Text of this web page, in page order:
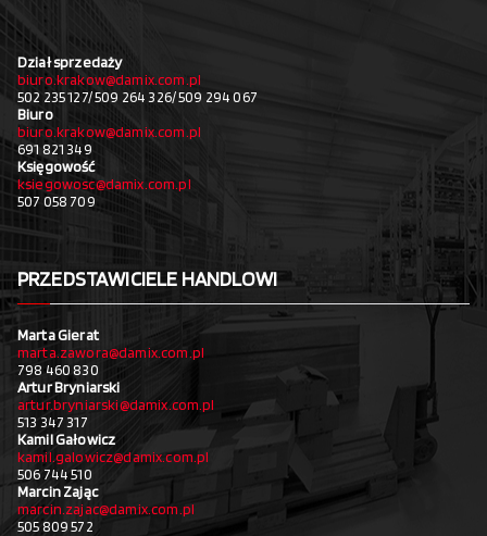
Dział sprzedaży
biuro.krakow@damix.com.pl
502 235 127/ 509 264 326/ 509 294 067
Biuro
biuro.krakow@damix.com.pl
691 821 349
Księgowość
ksiegowosc@damix.com.pl
507 058 709
PRZEDSTAWICIELE HANDLOWI
Marta Gierat
marta.zawora@damix.com.pl
798 460 830
Artur Bryniarski
artur.bryniarski@damix.com.pl
513 347 317
Kamil Gałowicz
kamil.galowicz@damix.com.pl
506 744 510
Marcin Zając
marcin.zajac@damix.com.pl
505 809 572